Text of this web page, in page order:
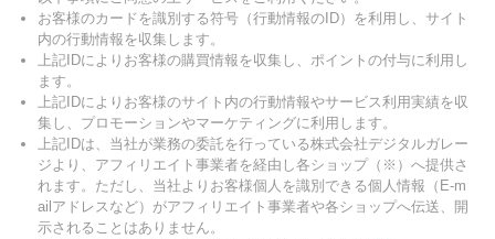
お客様のカードを識別する符号（行動情報のID）を利用し、サイト
内の行動情報を収集します。
上記IDによりお客様の購買情報を収集し、ポイントの付与に利用し
ます。
上記IDによりお客様のサイト内の行動情報やサービス利用実績を収
集し、プロモーションやマーケティングに利用します。
上記IDは、当社が業務の委託を行っている株式会社デジタルガレー
ジより、アフィリエイト事業者を経由し各ショップ（※）へ提供さ
れます。ただし、当社よりお客様個人を識別できる個人情報（E-m
ailアドレスなど）がアフィリエイト事業者や各ショップへ伝送、開
示されることはありません。